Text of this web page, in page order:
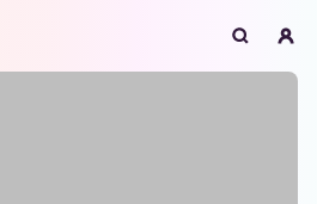
niet ondersteund